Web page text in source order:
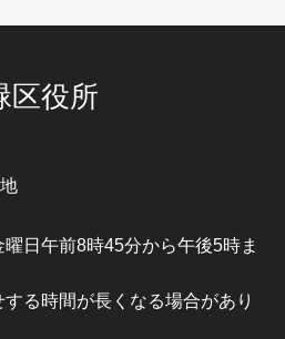
区役所
日午前8時45分から午後5時ま
る時間が長くなる場合があり